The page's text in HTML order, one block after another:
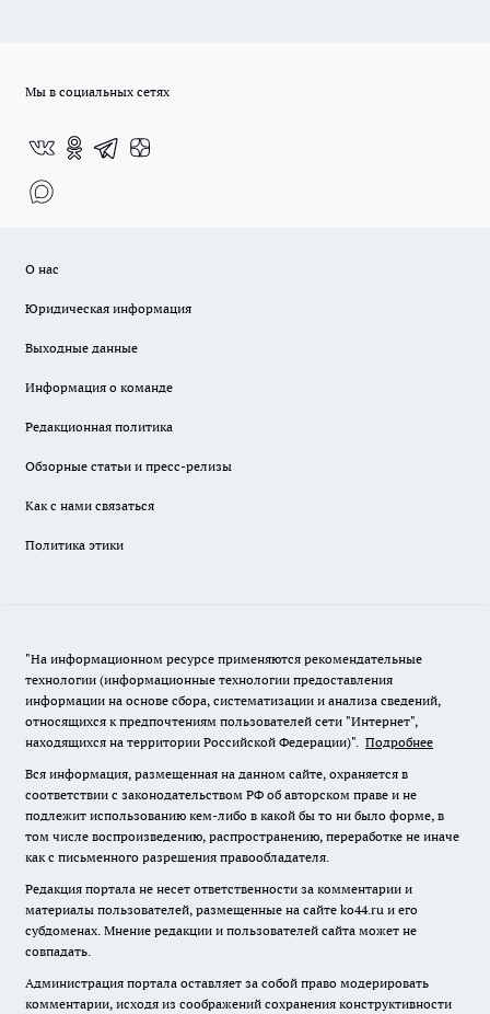
Мы в социальных сетях
О нас
Юридическая информация
Выходные данные
Информация о команде
Редакционная политика
Обзорные статьи и пресс-релизы
Как с нами связаться
Политика этики
"На информационном ресурсе применяются рекомендательные
технологии (информационные технологии предоставления
информации на основе сбора, систематизации и анализа сведений,
относящихся к предпочтениям пользователей сети "Интернет",
находящихся на территории Российской Федерации)". Подробнее
Вся информация, размещенная на данном сайте, охраняется в
соответствии с законодательством РФ об авторском праве и не
подлежит использованию кем-либо в какой бы то ни было форме, в
том числе воспроизведению, распространению, переработке не иначе
как с письменного разрешения правообладателя.
Редакция портала не несет ответственности за комментарии и
материалы пользователей, размещенные на сайте ko44.ru и его
субдоменах. Мнение редакции и пользователей сайта может не
совпадать.
Администрация портала оставляет за собой право модерировать
комментарии, исходя из соображений сохранения конструктивности